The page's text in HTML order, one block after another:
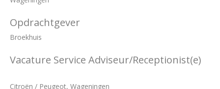
Opdrachtgever
Broekhuis
Vacature Service Adviseur/Receptionist(e)
Citroën / Peugeot, Wageningen